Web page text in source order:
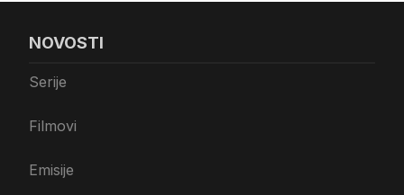
NOVOSTI
Serije
Filmovi
Emisije